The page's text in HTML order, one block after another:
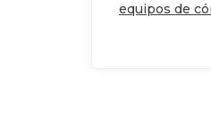
equipos de